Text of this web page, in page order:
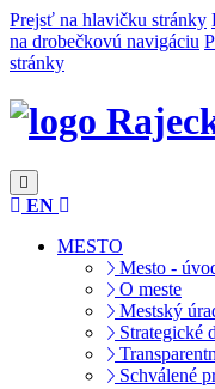
Prejsť na hlavičku stránky
na drobečkovú navigáciu
stránky
EN
MESTO
Mesto -
O meste
Mestský
Strategické
Schválené